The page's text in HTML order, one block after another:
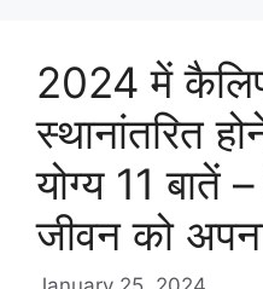
2024 में
स्थानांतरित
योग्य 11 बातें
जीवन को